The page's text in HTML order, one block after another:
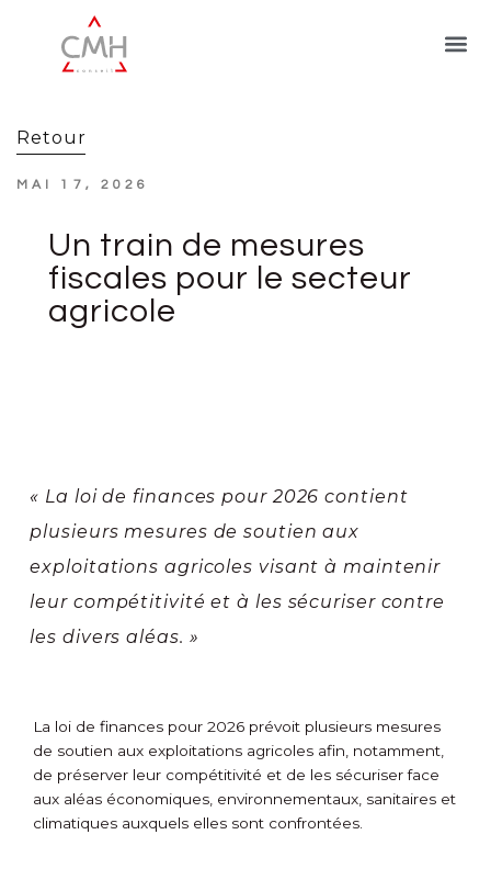
Retour
MAI 17, 2026
Un train de mesures
fiscales pour le secteur
agricole
« La loi de finances pour 2026 contient
plusieurs mesures de soutien aux
exploitations agricoles visant à maintenir
leur compétitivité et à les sécuriser contre
les divers aléas. »
La loi de finances pour 2026 prévoit plusieurs mesures
de soutien aux exploitations agricoles afin, notamment,
de préserver leur compétitivité et de les sécuriser face
aux aléas économiques, environnementaux, sanitaires et
climatiques auxquels elles sont confrontées.